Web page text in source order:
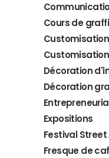
Cours de
Décoration
Décoration
Expositions
Festival
Fresque de